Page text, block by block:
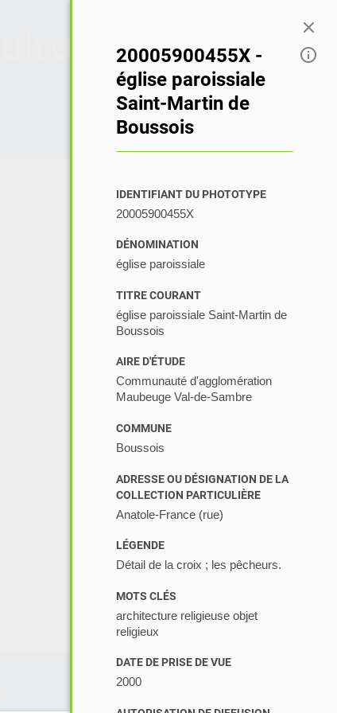
20005900455X -
église paroissiale
Saint-Martin de
Boussois
IDENTIFIANT DU PHOTOTYPE
20005900455X
DÉNOMINATION
église paroissiale
TITRE COURANT
église paroissiale Saint-Martin de
Boussois
AIRE D'ÉTUDE
Communauté d'agglomération
Maubeuge Val-de-Sambre
COMMUNE
Boussois
ADRESSE OU DÉSIGNATION DE LA
COLLECTION PARTICULIÈRE
Anatole-France (rue)
LÉGENDE
Détail de la croix ; les pêcheurs.
MOTS CLÉS
architecture religieuse objet
religieux
DATE DE PRISE DE VUE
2000